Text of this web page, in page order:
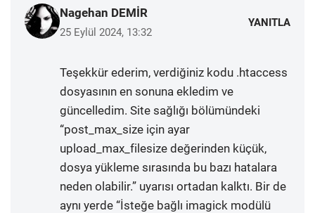
Nagehan DEMİR
25 Eylül 2024, 13:32
YANITLA
Teşekkür ederim, verdiğiniz kodu .htaccess
dosyasının en sonuna ekledim ve
güncelledim. Site sağlığı bölümündeki
“post_max_size için ayar
upload_max_filesize değerinden küçük,
dosya yükleme sırasında bu bazı hatalara
neden olabilir.” uyarısı ortadan kalktı. Bir de
aynı yerde “İsteğe bağlı imagick modülü